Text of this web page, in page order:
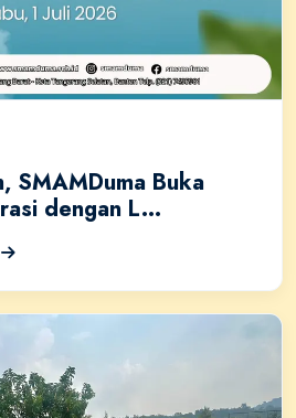
SMAMDuma Buka
dengan L...